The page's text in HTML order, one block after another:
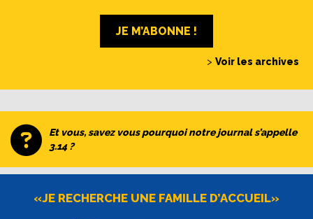
JE M’ABONNE !
> Voir les archives
Et vous, savez vous pourquoi notre journal s’appelle
3.14 ?
«JE RECHERCHE UNE FAMILLE D’ACCUEIL»